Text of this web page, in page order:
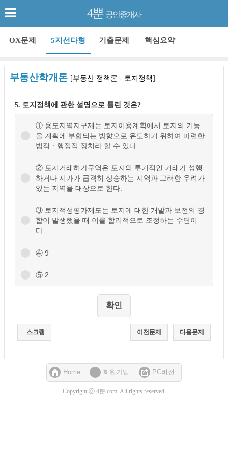
4뿐 공인중개사
OX문제 5지선다형 기출문제 핵심요약
부동산학개론 [부동산 정책론 - 토지정책]
5. 토지정책에 관한 설명으로 틀린 것은?
① 용도지역지구제는 토지이용계획에서 토지의 기능
을 계획에 부합되는 방향으로 유도하기 위하여 마련한
법적ㆍ행정적 장치라 할 수 있다.
② 토지거래허가구역은 토지의 투기적인 거래가 성행
하거나 지가가 급격히 상승하는 지역과 그러한 우려가
있는 지역을 대상으로 한다.
③ 토지적성평가제도는 토지에 대한 개발과 보전의 경
합이 발생했을 때 이를 합리적으로 조정하는 수단이
다.
④ 9
⑤ 2
스크랩 다음문제
이전문제
Home 회원가입 PC버전
Copyright ⓒ 4뿐.com. All rights reserved.